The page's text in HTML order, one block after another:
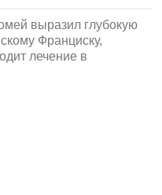
выразил глубокую
Франциску,
лечение в